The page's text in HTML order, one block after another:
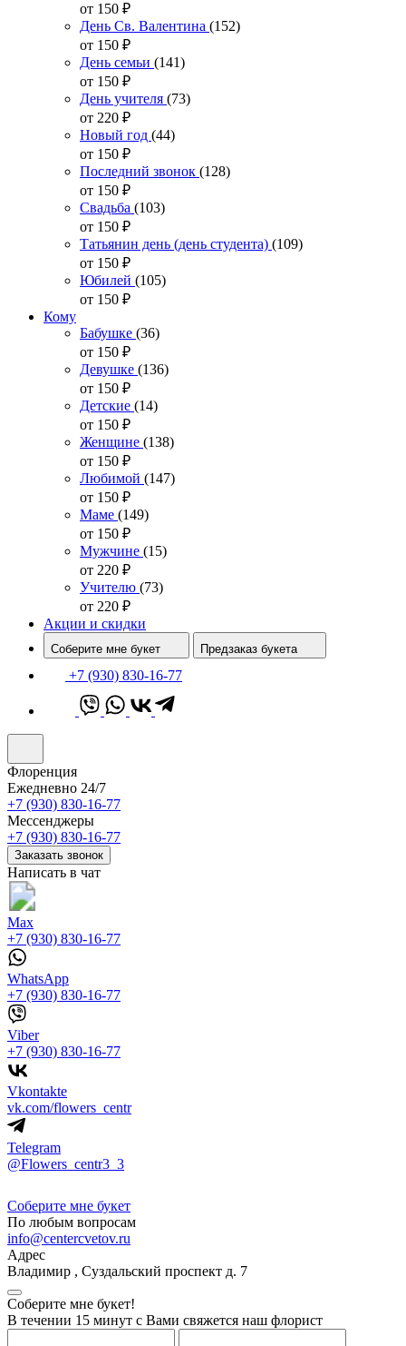
от 150 ₽
День Св. Валентина (152)
от 150 ₽
День семьи (141)
от 150 ₽
День учителя (73)
от 220 ₽
Новый год (44)
от 150 ₽
Последний звонок (128)
от 150 ₽
Свадьба (103)
от 150 ₽
Татьянин день (день студента) (109)
от 150 ₽
Юбилей (105)
от 150 ₽
Кому
Бабушке (36)
от 150 ₽
Девушке (136)
от 150 ₽
Детские (14)
от 150 ₽
Женщине (138)
от 150 ₽
Любимой (147)
от 150 ₽
Маме (149)
от 150 ₽
Мужчине (15)
от 220 ₽
Учителю (73)
от 220 ₽
Акции и скидки
Соберите мне букет Предзаказ букета
+7 (930) 830-16-77
Флоренция
Ежедневно 24/7
+7 (930) 830-16-77
Мессенджеры
+7 (930) 830-16-77
Заказать звонок
Написать в чат
Max
+7 (930) 830-16-77
WhatsApp
+7 (930) 830-16-77
Viber
+7 (930) 830-16-77
Vkontakte
vk.com/flowers_centr
Telegram
@Flowers_centr3_3
Соберите мне букет
По любым вопросам
info@centercvetov.ru
Адрес
Владимир , Суздальский проспект д. 7
Соберите мне букет!
В течении 15 минут с Вами свяжется наш флорист